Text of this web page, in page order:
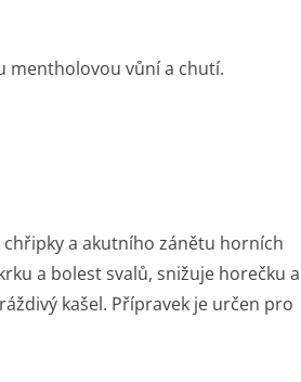
mentholovou vůní a chutí.
a akutního zánětu horních
a bolest svalů, snižuje horečku a
kašel. Přípravek je určen pro